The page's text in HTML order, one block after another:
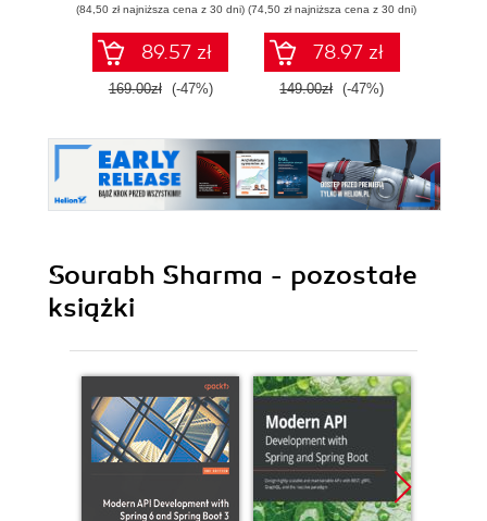
(84,50 zł najniższa cena z 30 dni)
89.57 zł
169.00zł (-47%)
(74,50 zł najniższa cena z 30 dni)
78.97 zł
149.00zł (-47%)
Sourabh Sharma - pozostałe
książki